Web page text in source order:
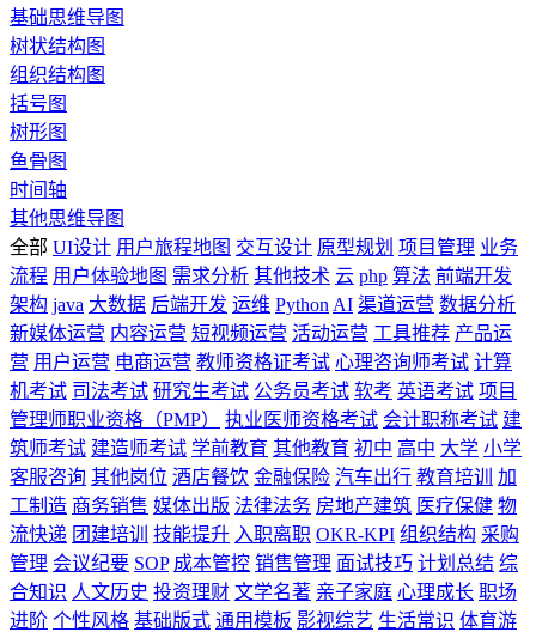
基础思维导图
树状结构图
组织结构图
括号图
树形图
鱼骨图
时间轴
其他思维导图
全部 UI设计 用户旅程地图 交互设计 原型规划 项目管理 业务
流程 用户体验地图 需求分析 其他技术 云 php 算法 前端开发
架构 java 大数据 后端开发 运维 Python AI 渠道运营 数据分析
新媒体运营 内容运营 短视频运营 活动运营 工具推荐 产品运
营 用户运营 电商运营 教师资格证考试 心理咨询师考试 计算
机考试 司法考试 研究生考试 公务员考试 软考 英语考试 项目
管理师职业资格（PMP）
执业医师资格考试 会计职称考试 建
筑师考试 建造师考试 学前教育 其他教育 初中 高中 大学 小学
客服咨询 其他岗位 酒店餐饮 金融保险 汽车出行 教育培训
加
工制造 商务销售 媒体出版 法律法务 房地产建筑 医疗保健 物
流快递 团建培训 技能提升 入职离职 OKR-KPI 组织结构 采购
管理 会议纪要 SOP 成本管控 销售管理 面试技巧 计划总结 综
合知识 人文历史 投资理财 文学名著 亲子家庭 心理成长 职场
进阶 个性风格 基础版式 通用模板 影视综艺 生活常识 体育游